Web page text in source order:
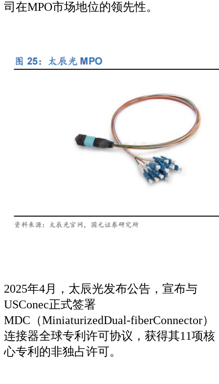
司在MPO市场地位的领先性。
2025年4月，太辰光发布公告，宣布与
USConec正式签署
MDC（MiniaturizedDual-fiberConnector）
连接器全球专利许可协议，获得其11项核
心专利的非独占许可。